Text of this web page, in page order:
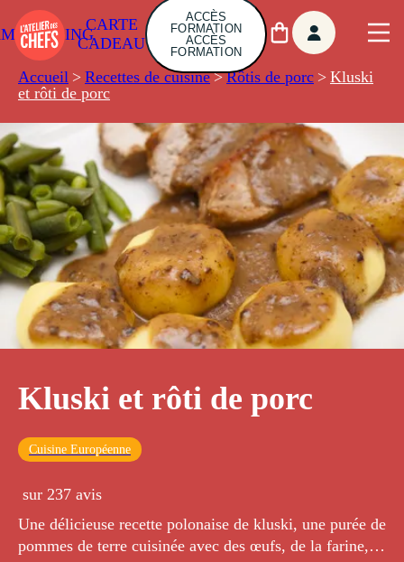
CARTE
CADEAU
ACCÈS
FORMATION
ACCÈS
FORMATION
Accueil > Recettes de cuisine > Rôtis de porc > Kluski
et rôti de porc
Kluski et rôti de porc
Cuisine Européenne
sur 237 avis
Une délicieuse recette polonaise de kluski, une purée de
pommes de terre cuisinée avec des œufs, de la farine,